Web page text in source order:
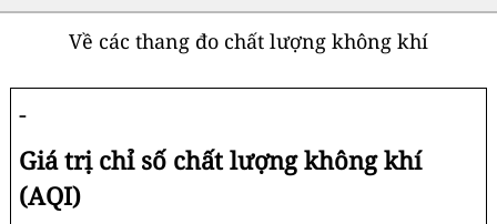
Về các thang đo chất lượng không khí
-
Giá trị chỉ số chất lượng không khí
(AQI)